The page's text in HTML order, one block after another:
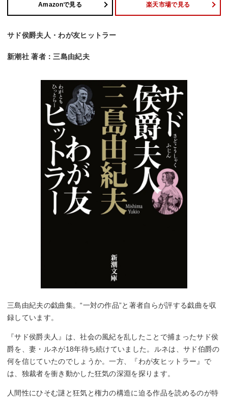
Amazonで見る 楽天市場で見る
サド侯爵夫人・わが友ヒットラー
新潮社 著者：三島由紀夫
三島由紀夫の戯曲集。“一対の作品”と著者自らが評する戯曲を収
録しています。
『サド侯爵夫人』は、社会の風紀を乱したことで捕まったサド侯
爵を、妻・ルネが18年待ち続けていました。ルネは、サド伯爵の
何を信じていたのでしょうか。一方、『わが友ヒットラー』で
は、独裁者を衝き動かした狂気の深淵を探ります。
人間性にひそむ謎と狂気と権力の構造に迫る作品を読めるのが特